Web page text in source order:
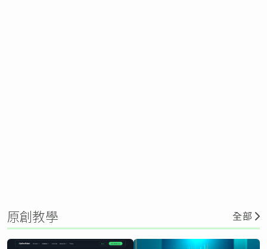
原創教學 全部